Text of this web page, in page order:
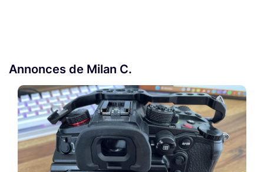
Annonces de Milan C.